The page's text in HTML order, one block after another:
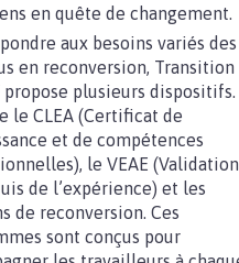
en quête de changement.
aux besoins variés des
en reconversion, Transition
propose plusieurs dispositifs.
le CLEA (Certificat de
et de compétences
le VEAE (Validation
de l’expérience) et les
de reconversion. Ces
sont conçus pour